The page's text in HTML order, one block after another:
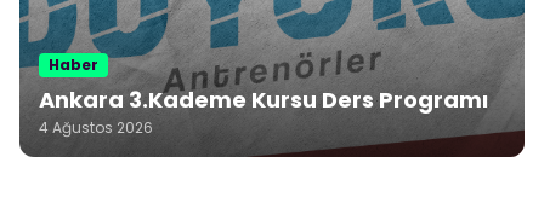
Haber
Ankara 3.Kademe Kursu Ders Programı
4 Ağustos 2026